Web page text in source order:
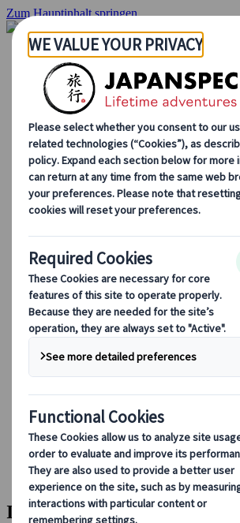
Zum Hauptinhalt springen
Startseite
Rundreisen
Individuelle Reisen
Gruppenreisen
Selbstfahrerreisen
Ausflüge
Massgeschneiderte Gruppenreisen
Japan Rail Pass
Wie wir arbeiten
Über uns
Treffen Sie unser Team
Werden Sie Teil unseres Teams
Saisonale Reisetipps
Highlights des Reiseziels
Kulturelle Einblicke
Kulinarische Erlebnisse
Entdecke Japan mit dem Zug
Häufig gestellte Fragen
Wichtige Informationen
Etikette in Japan
Autofahren in Japan
Bei uns buchen
Japan Rail Pass
Unterkunft
Online-Beratung
Japanspecialist
Reiseziele
Alle Reiseziele
Insel Jeju
Insel Jeju